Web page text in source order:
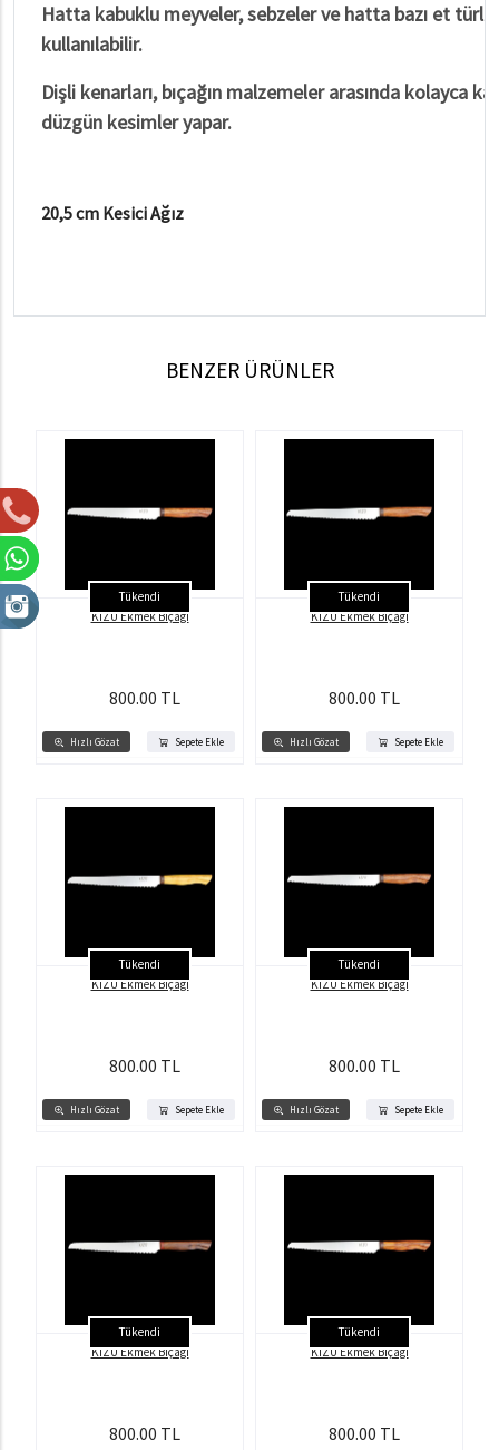
Hatta kabuklu meyveler, sebzeler ve hatta bazı et
kullanılabilir.
Dişli kenarları, bıçağın malzemeler arasında kolayca
düzgün kesimler yapar.
20,5 cm Kesici Ağız
BENZER ÜRÜNLER
Tükendi
Hızlı Gözat Sepete Ekle
KİZU Ekmek Bıçağı
800.00 TL
Tükendi
Hızlı Gözat Sepete Ekle
KİZU Ekmek Bıçağı
800.00 TL
Tükendi
Hızlı Gözat Sepete Ekle
KİZU Ekmek Bıçağı
800.00 TL
Tükendi
Hızlı Gözat Sepete Ekle
KİZU Ekmek Bıçağı
800.00 TL
Tükendi
KİZU Ekmek Bıçağı
800.00 TL
Tükendi
KİZU Ekmek Bıçağı
800.00 TL